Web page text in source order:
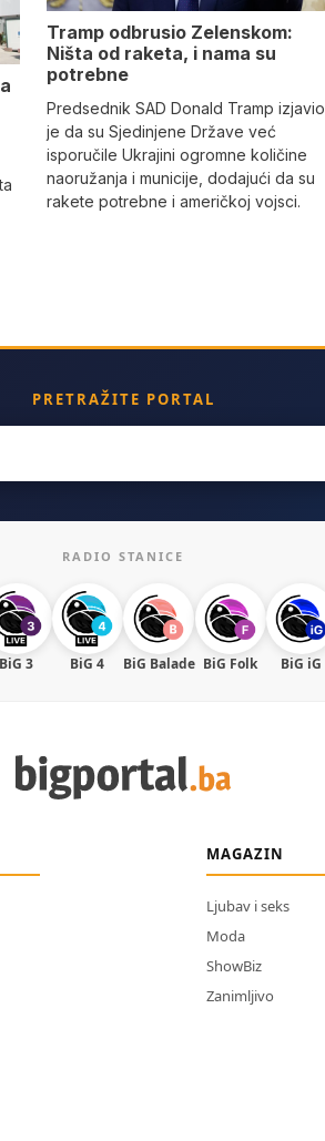
Tramp odbrusio Zelenskom:
Ništa od raketa, i nama su
potrebne
Predsednik SAD Donald Tramp izjavio
je da su Sjedinjene Države već
isporučile Ukrajini ogromne količine
naoružanja i municije, dodajući da su
rakete potrebne i američkoj vojsci.
PRETRAŽITE PORTAL
RADIO STANICE
BiG 3 BiG 4 BiG Balade BiG Folk BiG iG
MAGAZIN
Ljubav i seks
Moda
ShowBiz
Zanimljivo